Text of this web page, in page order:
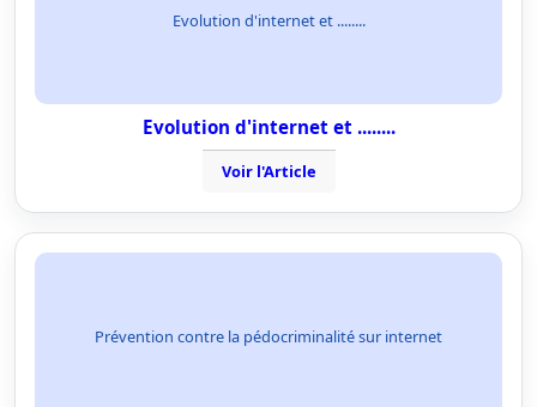
Evolution d'internet et ........
Evolution d'internet et ........
Voir l'Article
Prévention contre la pédocriminalité sur internet